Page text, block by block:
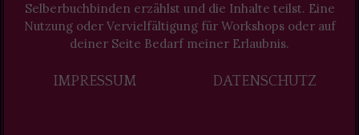
Selberbuchbinden erzählst und die Inhalte teilst. Eine
Nutzung oder Vervielfältigung für Workshops oder auf
deiner Seite Bedarf meiner Erlaubnis.
IMPRESSUM DATENSCHUTZ